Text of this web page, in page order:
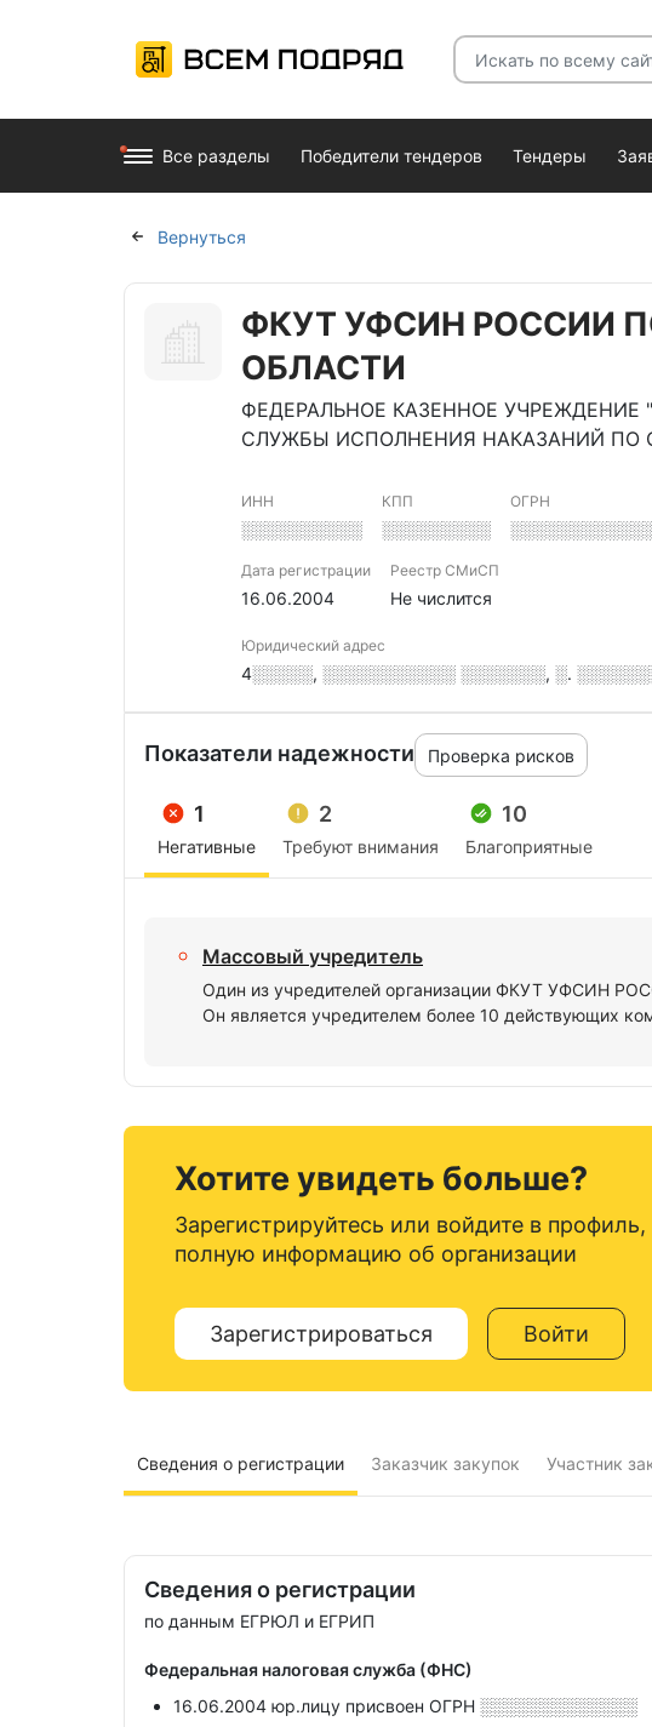
Все разделы Победители тендеров Тендеры
Вернуться
ФКУТ УФСИН РОССИИ
ОБЛАСТИ
ФЕДЕРАЛЬНОЕ КАЗЕННОЕ
СЛУЖБЫ ИСПОЛНЕНИЯ НАКАЗАНИЙ ПО
ИНН
░░░░░░░░░░
КПП
░░░░░░░░░
ОГРН
Дата регистрации
16.06.2004
Реестр СМиСП
Не числится
Юридический адрес
4░░░░░, ░░░░░░░░░░░ ░░░░░░░, ░.
Показатели надежности Проверка рисков
1
Негативные
2
Требуют внимания
10
Благоприятные
Массовый учредитель
Один из учредителей организации ФКУТ УФСИН
Он является учредителем более 10 действующих
Хотите увидеть больше?
Зарегистрируйтесь или войдите в профиль,
полную информацию об организации
Зарегистрироваться Войти
Сведения о регистрации Заказчик закупок Участник
Сведения о регистрации
по данным ЕГРЮЛ и ЕГРИП
Федеральная налоговая служба (ФНС)
16.06.2004 юр.лицу присвоен ОГРН ░░░░░░░░░░░░░